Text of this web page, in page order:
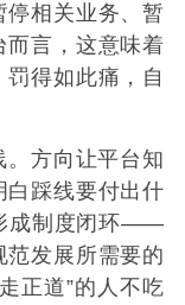
停相关业务、暂
而言，这意味着
得如此痛，自
方向让平台知
白踩线要付出什
成制度闭环——
发展所需要的
正道”的人不吃